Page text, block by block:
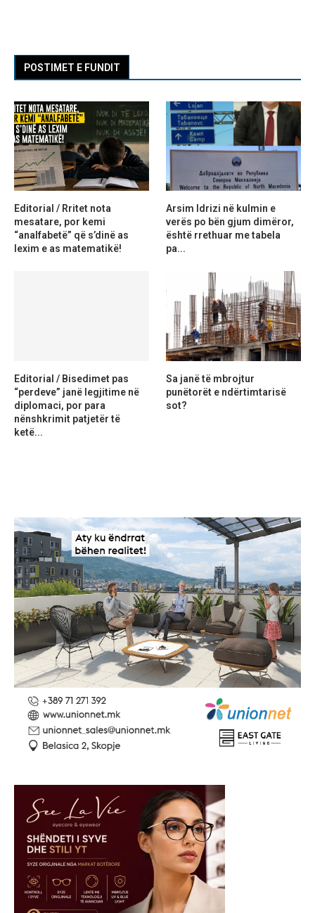
POSTIMET E FUNDIT
Editorial / Rritet nota
mesatare, por kemi
“analfabetë” që s’dinë as
lexim e as matematikë!
Arsim Idrizi në kulmin e
verës po bën gjum dimëror,
është rrethuar me tabela
pa...
Editorial / Bisedimet pas
“perdeve” janë legjitime në
diplomaci, por para
nënshkrimit patjetër të
ketë...
Sa janë të mbrojtur
punëtorët e ndërtimtarisë
sot?